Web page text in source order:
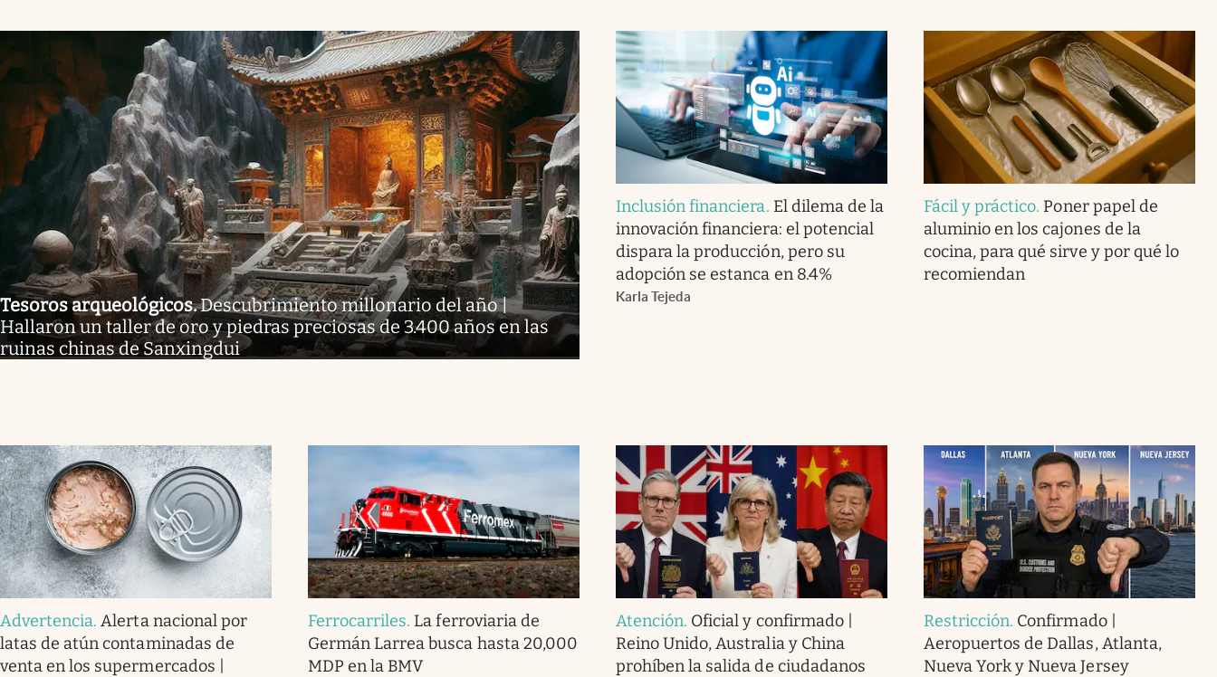
Tesoros arqueológicos.Descubrimiento millonario del año |
Hallaron un taller de oro y piedras preciosas de 3.400 años en las
ruinas chinas de Sanxingdui
Inclusión financiera. El dilema de la
innovación financiera: el potencial
dispara la producción, pero su
adopción se estanca en 8.4%
Karla Tejeda
Fácil y práctico. Poner papel de
aluminio en los cajones de la
cocina, para qué sirve y por qué lo
recomiendan
Advertencia.Alerta nacional por
latas de atún contaminadas de
venta en los supermercados |
Ferrocarriles. La ferroviaria de
Germán Larrea busca hasta 20,000
MDP en la BMV
Atención. Oficial y confirmado |
Reino Unido, Australia y China
prohíben la salida de ciudadanos
Restricción. Confirmado |
Aeropuertos de Dallas, Atlanta,
Nueva York y Nueva Jersey